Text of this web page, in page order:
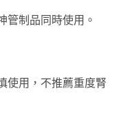
管制品同時使用。
使用，不推薦重度腎